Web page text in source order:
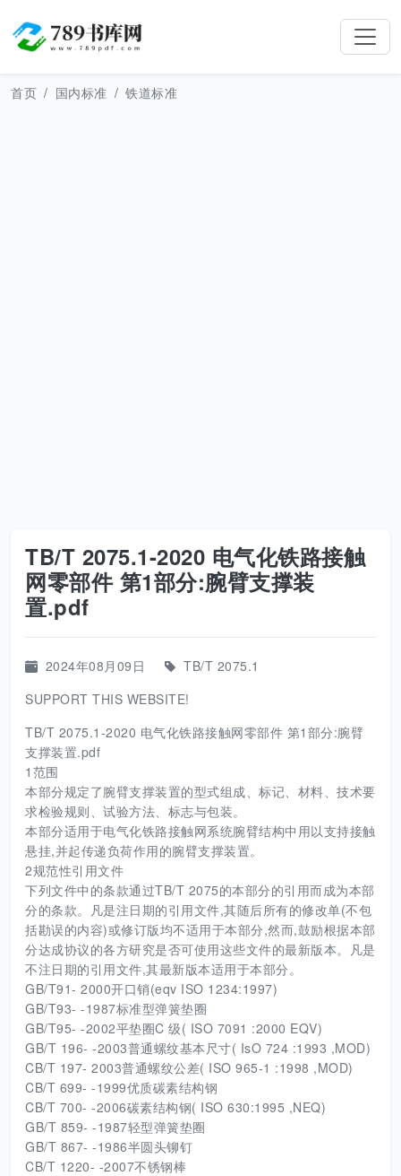
首页 国内标准 铁道标准
TB/T 2075.1-2020 电气化铁路接触
网零部件 第1部分:腕臂支撑装
置.pdf
2024年08月09日
TB/T 2075.1
SUPPORT THIS WEBSITE!
TB/T 2075.1-2020 电气化铁路接触网零部件 第1部分:腕臂
支撑装置.pdf
1范围
本部分规定了腕臂支撑装置的型式组成、标记、材料、技术要
求检验规则、试验方法、标志与包装。
本部分适用于电气化铁路接触网系统腕臂结构中用以支持接触
悬挂,并起传递负荷作用的腕臂支撑装置。
2规范性引用文件
下列文件中的条款通过TB/T 2075的本部分的引用而成为本部
分的条款。凡是注日期的引用文件,其随后所有的修改单(不包
括勘误的内容)或修订版均不适用于本部分,然而,鼓励根据本部
分达成协议的各方研究是否可使用这些文件的最新版本。凡是
不注日期的引用文件,其最新版本适用于本部分。
GB/T91- 2000开口销(eqv ISO 1234:1997)
GB/T93- -1987标准型弹簧垫圈
GB/T95- -2002平垫圈C 级( ISO 7091 :2000 EQV)
GB/T 196- -2003普通螺纹基本尺寸( IsO 724 :1993 ,MOD)
CB/T 197- 2003普通螺纹公差( ISO 965-1 :1998 ,MOD)
CB/T 699- -1999优质碳素结构钢
CB/T 700- -2006碳素结构钢( ISO 630:1995 ,NEQ)
GB/T 859- -1987轻型弹簧垫圈
GB/T 867- -1986半圆头铆钉
CB/T 1220- -2007不锈钢棒